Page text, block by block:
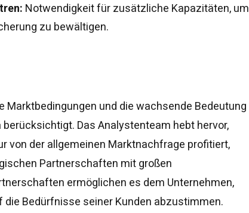
Notwendigkeit für zusätzliche Kapazitäten, um
zu bewältigen.
Marktbedingungen und die wachsende Bedeutung
Das Analystenteam hebt hervor,
von der allgemeinen Marktnachfrage profitiert,
Partnerschaften mit großen
ermöglichen es dem Unternehmen,
Bedürfnisse seiner Kunden abzustimmen.